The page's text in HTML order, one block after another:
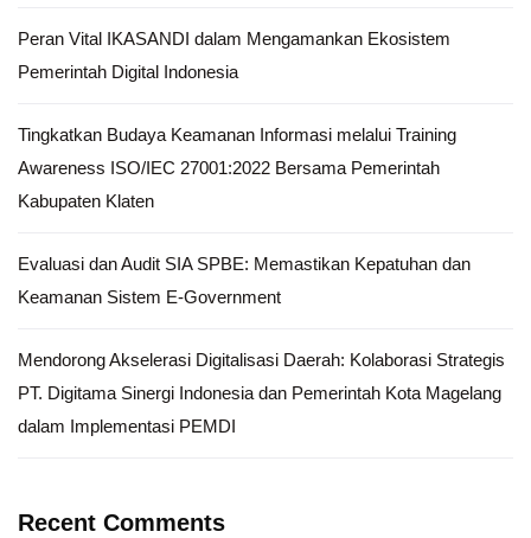
Peran Vital IKASANDI dalam Mengamankan Ekosistem
Pemerintah Digital Indonesia
Tingkatkan Budaya Keamanan Informasi melalui Training
Awareness ISO/IEC 27001:2022 Bersama Pemerintah
Kabupaten Klaten
Evaluasi dan Audit SIA SPBE: Memastikan Kepatuhan dan
Keamanan Sistem E-Government
Mendorong Akselerasi Digitalisasi Daerah: Kolaborasi Strategis
PT. Digitama Sinergi Indonesia dan Pemerintah Kota Magelang
dalam Implementasi PEMDI
Recent Comments